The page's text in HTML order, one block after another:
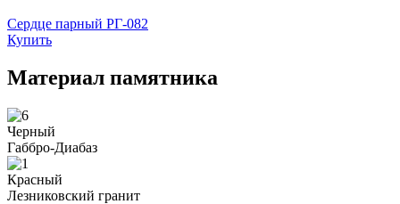
Сердце парный РГ-082
Купить
Материал памятника
Черный
Габбро-Диабаз
Красный
Лезниковский гранит